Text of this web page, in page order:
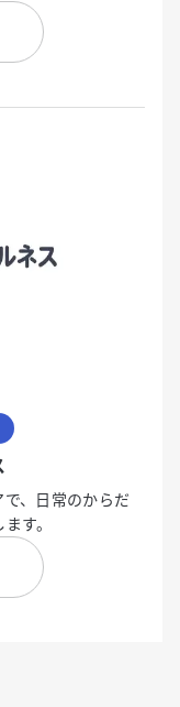
、日常のからだ
す。